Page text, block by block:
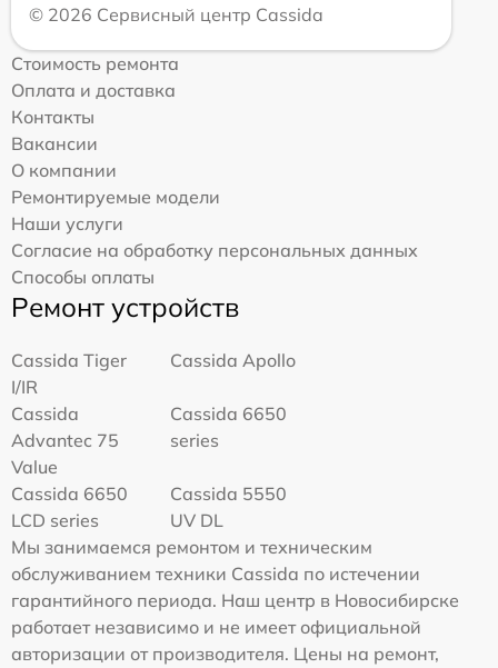
© 2026 Сервисный центр Cassida
Стоимость ремонта
Оплата и доставка
Контакты
Вакансии
О компании
Ремонтируемые модели
Наши услуги
Согласие на обработку персональных данных
Способы оплаты
Ремонт устройств
Cassida Tiger
I/IR
Cassida Apollo
Cassida
Advantec 75
Value
Cassida 6650
series
Cassida 6650
LCD series
Cassida 5550
UV DL
Мы занимаемся ремонтом и техническим
обслуживанием техники Cassida по истечении
гарантийного периода. Наш центр в Новосибирске
работает независимо и не имеет официальной
авторизации от производителя. Цены на ремонт,